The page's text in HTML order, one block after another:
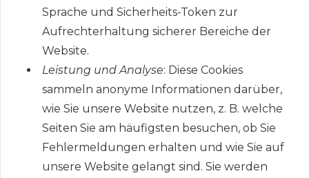
Sprache und Sicherheits-Token zur
Aufrechterhaltung sicherer Bereiche der
Website.
Leistung und Analyse: Diese Cookies
sammeln anonyme Informationen darüber,
wie Sie unsere Website nutzen, z. B. welche
Seiten Sie am häufigsten besuchen, ob Sie
Fehlermeldungen erhalten und wie Sie auf
unsere Website gelangt sind. Sie werden